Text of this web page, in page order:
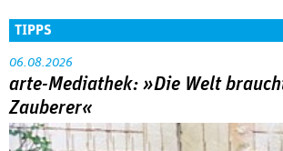
TIPPS
06.08.2026
arte-Mediathek: »Die Welt
Zauberer«